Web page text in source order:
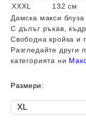
XXXL
132 см
Дамска макси
С дълъг ръкав,
Свободна кройка и
Разгледайте други
категорията ни
Размери: